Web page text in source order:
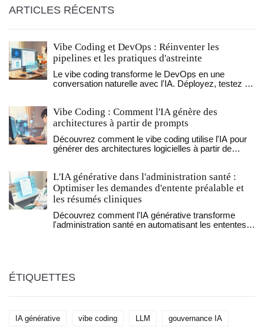
ARTICLES RÉCENTS
Vibe Coding et DevOps : Réinventer les
pipelines et les pratiques d'astreinte
Le vibe coding transforme le DevOps en une
conversation naturelle avec l'IA. Déployez, testez et
intelligents réinventent les pipelines et les pratiques
d'astreinte.
Vibe Coding : Comment l'IA génère des
architectures à partir de prompts
Découvrez comment le vibe coding utilise l'IA pour
générer des architectures logicielles à partir de
L'IA générative dans l'administration santé :
Optimiser les demandes d'entente préalable et
les résumés cliniques
Découvrez comment l'IA générative transforme
l'administration santé en automatisant les ententes
ÉTIQUETTES
IA générative vibe coding LLM gouvernance IA